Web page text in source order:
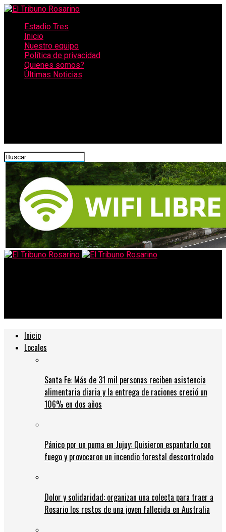
Estadio Tres
Inicio
Nuestro equipo
Política de privacidad
Quienes somos?
Últimas Noticias
Inicio
Locales
Santa Fe: Más de 31 mil personas reciben asistencia
alimentaria diaria y la entrega de raciones creció un
106% en dos años
Pánico por un puma en Jujuy: Quisieron espantarlo con
fuego y provocaron un incendio forestal descontrolado
Dolor y solidaridad: organizan una colecta para traer a
Rosario los restos de una joven fallecida en Australia